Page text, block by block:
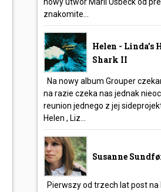
znakomite...
Helen - Linda’s
Shark II
Na nowy album Grouper
na razie czeka nas jednak
reunion jednego z jej
Helen , Liz...
Susanne
Pierwszy od trzech lat post na